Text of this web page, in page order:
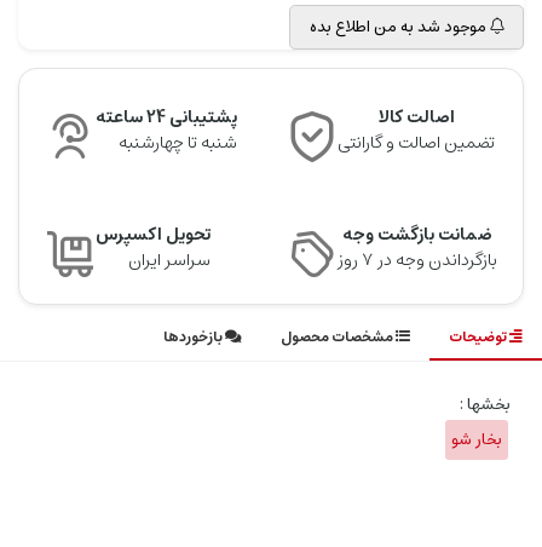
موجود شد به من اطلاع بده
اصالت کالا
تضمین اصالت و گارانتی
پشتیبانی 24 ساعته
شنبه تا چهارشنبه
ضمانت بازگشت وجه
بازگرداندن وجه در ۷ روز
تحویل اکسپرس
سراسر ایران
توضیحات مشخصات محصول بازخوردها
بخشها :
بخار شو